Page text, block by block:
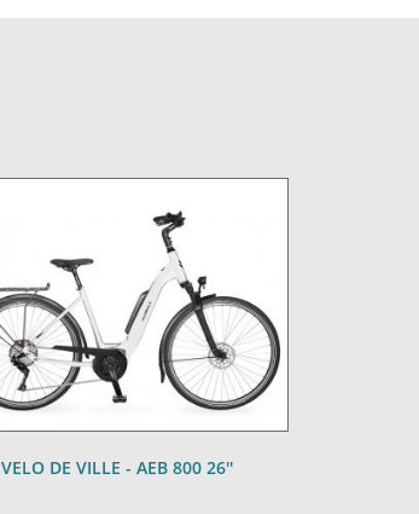
VELO DE VILLE - AEB 800 26''